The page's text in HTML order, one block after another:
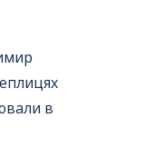
в